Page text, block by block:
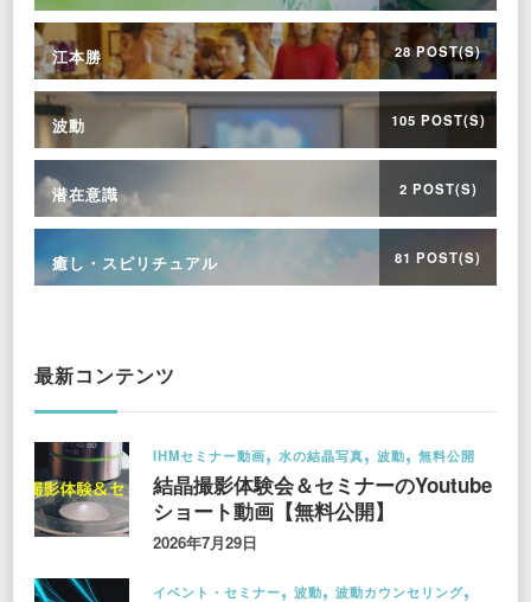
江本勝 28 POST(S)
波動 105 POST(S)
潜在意識 2 POST(S)
癒し・スピリチュアル 81 POST(S)
最新コンテンツ
IHMセミナー動画 水の結晶写真 波動 無料公開
結晶撮影体験会＆セミナーのYoutube
ショート動画【無料公開】
2026年7月29日
イベント・セミナー 波動
波動カウンセリング